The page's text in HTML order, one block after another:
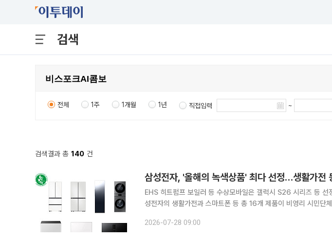
검색
전체 1주 1개월 1년 직접입력 ~
검색결과 총 140 건
삼성전자, '올해의 녹색상품' 최다 선정…생활가전
EHS 히트펌프 보일러 등 수상모바일은 갤럭시 S26 시리즈 등 선정
성전자의 생활가전과 스마트폰 등 총 16개 제품이 비영리 시민단
제품들이 소비자와 환경 전문가들로부터 높은 평가를 받으며 업계
2026-07-28 09:00